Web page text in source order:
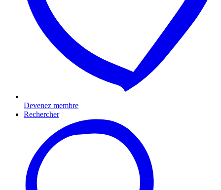
Devenez membre
Rechercher